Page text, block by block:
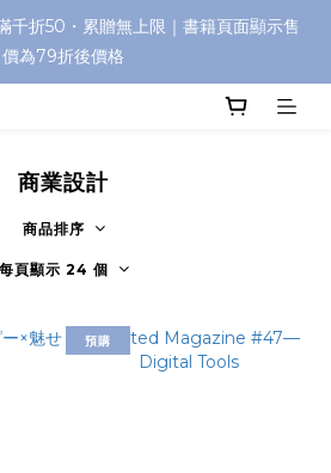
千折50・累贈無上限｜書籍頁面顯示售
價為79折後價格
商業設計
商品排序
每頁顯示 24 個
預購